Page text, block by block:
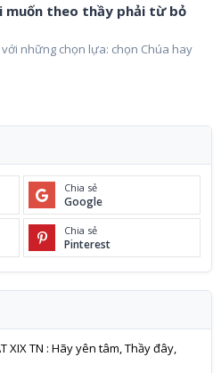
muốn theo thầy phải từ bỏ
những chọn lựa: chọn Chúa hay
Chia sẻ
Google
Chia sẻ
Pinterest
XIX TN : Hãy yên tâm, Thầy đây,